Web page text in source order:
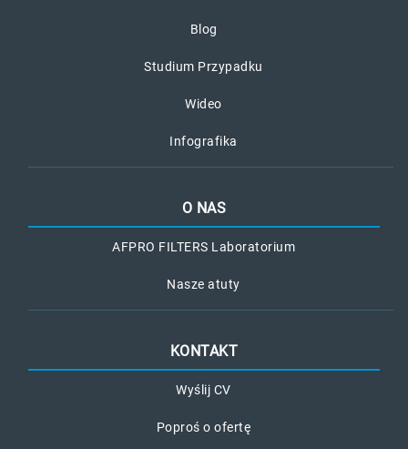
Blog
Studium Przypadku
Wideo
Infografika
O NAS
AFPRO FILTERS Laboratorium
Nasze atuty
KONTAKT
Wyślij CV
Poproś o ofertę